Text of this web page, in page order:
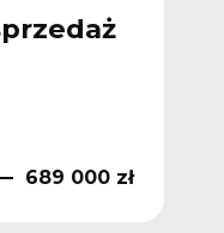
689 000 zł